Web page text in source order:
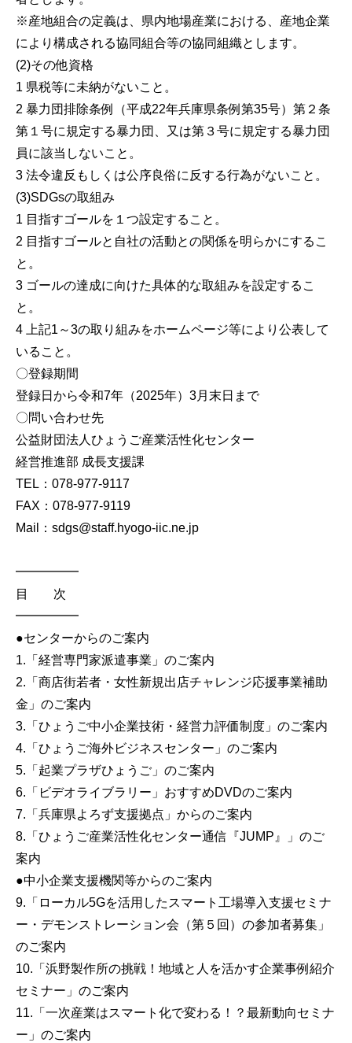
※産地組合の定義は、県内地場産業における、産地企業
により構成される協同組合等の協同組織とします。
(2)その他資格
1 県税等に未納がないこと。
2 暴力団排除条例（平成22年兵庫県条例第35号）第２条
第１号に規定する暴力団、又は第３号に規定する暴力団
員に該当しないこと。
3 法令違反もしくは公序良俗に反する行為がないこと。
(3)SDGsの取組み
1 目指すゴールを１つ設定すること。
2 目指すゴールと自社の活動との関係を明らかにするこ
と。
3 ゴールの達成に向けた具体的な取組みを設定するこ
と。
4 上記1～3の取り組みをホームページ等により公表して
いること。
〇登録期間
登録日から令和7年（2025年）3月末日まで
〇問い合わせ先
公益財団法人ひょうご産業活性化センター
経営推進部 成長支援課
TEL：078-977-9117
FAX：078-977-9119
Mail：sdgs@staff.hyogo-iic.ne.jp
━━━━━
目 次
━━━━━
●センターからのご案内
1.「経営専門家派遣事業」のご案内
2.「商店街若者・女性新規出店チャレンジ応援事業補助
金」のご案内
3.「ひょうご中小企業技術・経営力評価制度」のご案内
4.「ひょうご海外ビジネスセンター」のご案内
5.「起業プラザひょうご」のご案内
6.「ビデオライブラリー」おすすめDVDのご案内
7.「兵庫県よろず支援拠点」からのご案内
8.「ひょうご産業活性化センター通信『JUMP』」のご
案内
●中小企業支援機関等からのご案内
9.「ローカル5Gを活用したスマート工場導入支援セミナ
ー・デモンストレーション会（第５回）の参加者募集」
のご案内
10.「浜野製作所の挑戦！地域と人を活かす企業事例紹介
セミナー」のご案内
11.「一次産業はスマート化で変わる！？最新動向セミナ
ー」のご案内